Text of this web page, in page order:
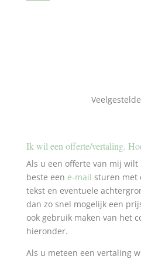
Ik wil een offerte/vertaling.
Als u een offerte van mij
beste een e-mail sturen met
tekst en eventuele
dan zo snel mogelijk een
ook gebruik maken van het
hieronder.
Als u meteen een vertaling